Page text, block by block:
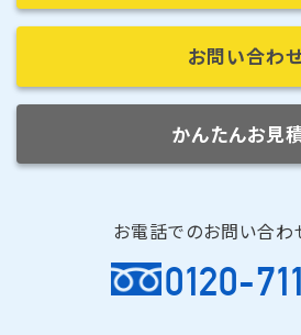
お問い合わ
かんたんお見
お電話でのお問い合わ
0120-